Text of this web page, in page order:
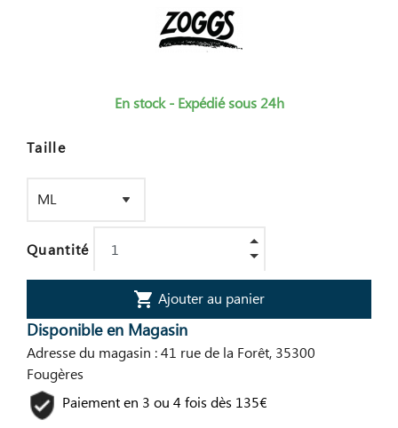
En stock - Expédié sous 24h
Taille
Quantité
shopping_cart Ajouter au panier
Disponible en Magasin
Adresse du magasin : 41 rue de la Forêt, 35300
Fougères
Paiement en 3 ou 4 fois dès 135€